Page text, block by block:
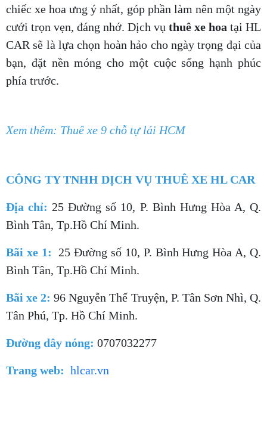
chiếc xe hoa ưng ý nhất, góp phần làm nên một ngày
cưới trọn vẹn, đáng nhớ. Dịch vụ thuê xe hoa tại HL
CAR sẽ là lựa chọn hoàn hảo cho ngày trọng đại của
bạn, đặt nền móng cho một cuộc sống hạnh phúc
phía trước.
Xem thêm: Thuê xe 9 chỗ tự lái HCM
CÔNG TY TNHH DỊCH VỤ THUÊ XE HL CAR
Địa chỉ: 25 Đường số 10, P. Bình Hưng Hòa A, Q.
Bình Tân, Tp.Hồ Chí Minh.
Bãi xe 1:
25 Đường số 10, P. Bình Hưng Hòa A, Q.
Bình Tân, Tp.Hồ Chí Minh.
Bãi xe 2: 96 Nguyễn Thế Truyện, P. Tân Sơn Nhì, Q.
Tân Phú, Tp. Hồ Chí Minh.
Đường dây nóng: 0707032277
Trang web: hlcar.vn